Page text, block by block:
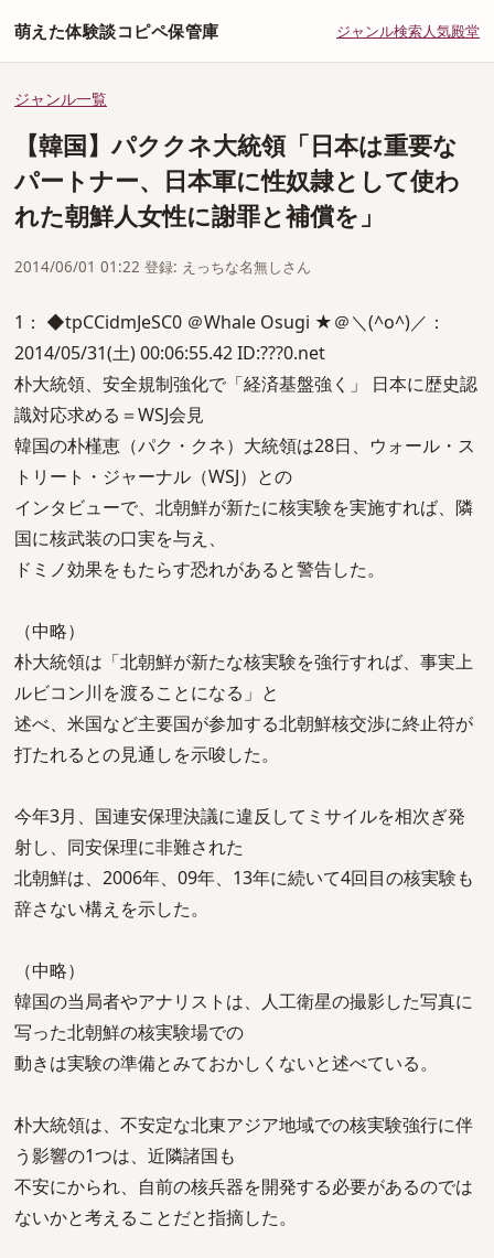
萌えた体験談コピペ保管庫 ジャンル検索人気殿堂
ジャンル一覧
【韓国】パククネ大統領「日本は重要な
パートナー、日本軍に性奴隷として使わ
れた朝鮮人女性に謝罪と補償を」
2014/06/01 01:22 登録: えっちな名無しさん
1： ◆tpCCidmJeSC0 ＠Whale Osugi ★＠＼(^o^)／：
2014/05/31(土) 00:06:55.42 ID:???0.net
朴大統領、安全規制強化で「経済基盤強く」 日本に歴史認
識対応求める＝WSJ会見
韓国の朴槿恵（パク・クネ）大統領は28日、ウォール・ス
トリート・ジャーナル（WSJ）との
インタビューで、北朝鮮が新たに核実験を実施すれば、隣
国に核武装の口実を与え、
ドミノ効果をもたらす恐れがあると警告した。
（中略）
朴大統領は「北朝鮮が新たな核実験を強行すれば、事実上
ルビコン川を渡ることになる」と
述べ、米国など主要国が参加する北朝鮮核交渉に終止符が
打たれるとの見通しを示唆した。
今年3月、国連安保理決議に違反してミサイルを相次ぎ発
射し、同安保理に非難された
北朝鮮は、2006年、09年、13年に続いて4回目の核実験も
辞さない構えを示した。
（中略）
韓国の当局者やアナリストは、人工衛星の撮影した写真に
写った北朝鮮の核実験場での
動きは実験の準備とみておかしくないと述べている。
朴大統領は、不安定な北東アジア地域での核実験強行に伴
う影響の1つは、近隣諸国も
不安にかられ、自前の核兵器を開発する必要があるのでは
ないかと考えることだと指摘した。